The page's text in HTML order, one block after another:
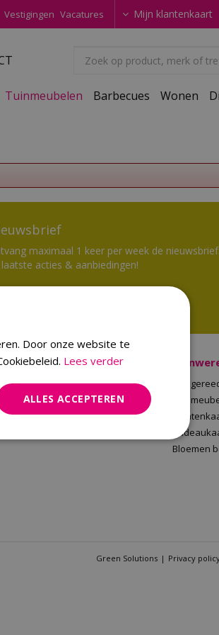
Vestigingen Vacatures Mijn klantenkaart
Tuinmeubelen Barbecues Wonen
maximaal 1 keer per week de
acties & aanbiedingen!
Tuinwereld Malden
Planten Malden
Klantenkaart Tuinwereld
Cadeaukaart saldocheck
Bloemen
Green Solutions Privacy
Door onze website te
Lees verder
ALLES ACCEPTEREN